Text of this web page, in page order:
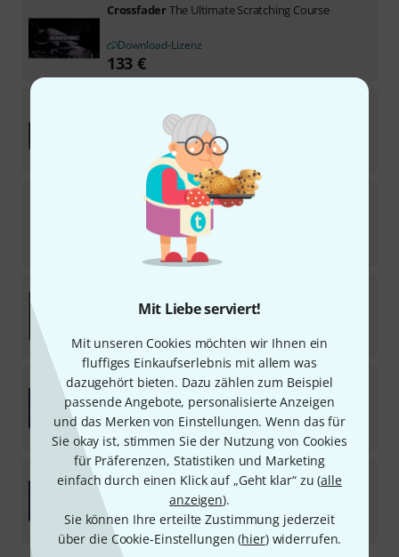
Mit Liebe serviert!
Mit unseren Cookies möchten wir Ihnen ein
fluffiges Einkaufserlebnis mit allem was
dazugehört bieten. Dazu zählen zum Beispiel
passende Angebote, personalisierte Anzeigen
und das Merken von Einstellungen. Wenn das für
Sie okay ist, stimmen Sie der Nutzung von Cookies
für Präferenzen, Statistiken und Marketing
einfach durch einen Klick auf „Geht klar“ zu (alle
anzeigen).
Sie können Ihre erteilte Zustimmung jederzeit
über die Cookie-Einstellungen (hier) widerrufen.
CrossfaderThe Ultimate Scratching Course
Download-Lizenz
133 €
Download-Lizenz
€
Earmaster Melodia
Download-Lizenz
149€
Audible GeniusBuilding Blocks 1 & 2
Download-Lizenz
95 €
Audible Genius Building Blocks 1 & 2 EDU
Download-Lizenz
55 €